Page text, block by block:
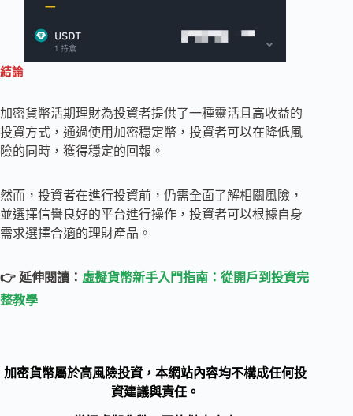
結論
加密貨幣活期理財為投資者提供了一種靈活且高收益的
投資方式，通過使用加密穩定幣，投資者可以在降低風
險的同時，獲得穩定的回報。
然而，投資者在進行投資前，仍需全面了解相關風險，
並選擇信譽良好的平台進行操作，投資者可以根據自身
需求選擇合適的理財產品。
👉 延伸閱讀： 虛擬貨幣新手入門指南：從開戶到投資完
整教學
加密貨幣屬於高風險投資，本網站內容均不構成任何投
資建議與責任。